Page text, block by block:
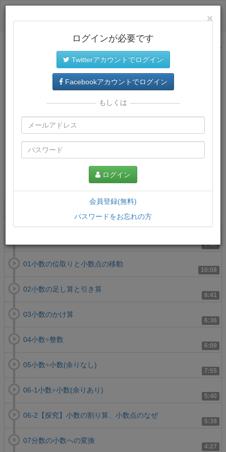
サイトトップに戻る
1:48
10:08
01小数の位取りと小数点の移動
6:41
02小数の足し算と引き算
6:36
03小数のかけ算
6:09
04小数÷整数
7:55
05小数÷小数(余りなし)
5:40
06-1小数÷小数(余りあり)
5:38
06-2【探究】小数の割り算、小数点のなぜ
4:27
07分数の小数への変換
×
ログインが必要です
Twitterアカウントでログイン
Facebookアカウントでログイン
もしくは
ログイン
会員登録(無料)
パスワードをお忘れの方